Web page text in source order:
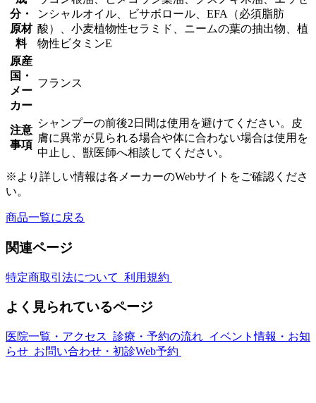
犬
用
個
分・
原材
料
ンシャルオイル、ビサボロール、EFA（必須脂肪
酸）、小麦植物性セラミド、ニームの葉の抽出物、植
物性ビタミンE
原産
国・
メー
カー
フランス
注意
事項
シャンプーの前後2日間は使用を避けてください。皮
膚に異常が見られる場合や体に合わない場合は使用を
中止し、獣医師へ相談してください。
※より詳しい情報は各メーカーのWebサイトをご確認くださ
い。
商品一覧に戻る
関連ページ
特定商取引法について 利用規約
よく見られているページ
医院一覧・アクセス 診療・予約の流れ イベント情報・お知
らせ お問い合わせ・初診Web予約